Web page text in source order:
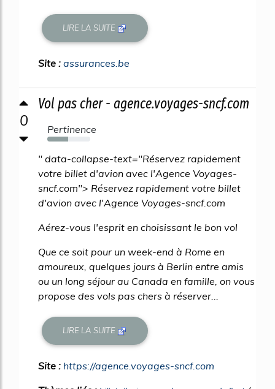
LIRE LA SUITE
Site : assurances.be
0
Vol pas cher - agence.voyages-sncf.com
Pertinence
49%
" data-collapse-text="Réservez rapidement
votre billet d'avion avec l'Agence Voyages-
sncf.com"> Réservez rapidement votre billet
d'avion avec l'Agence Voyages-sncf.com
Aérez-vous l'esprit en choisissant le bon vol
Que ce soit pour un week-end à Rome en
amoureux, quelques jours à Berlin entre amis
ou un long séjour au Canada en famille, on vous
propose des vols pas chers à réserver...
LIRE LA SUITE
Site : https://agence.voyages-sncf.com